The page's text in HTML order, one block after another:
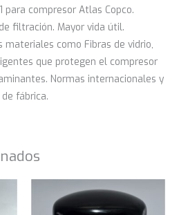
para compresor Atlas Copco.
filtración. Mayor vida útil.
materiales como Fibras de vidrio,
que protegen el compresor
Normas internacionales y
fábrica.